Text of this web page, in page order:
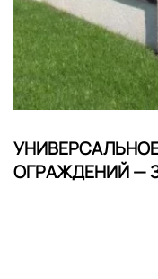
ОГРАЖДЕНИЙ —